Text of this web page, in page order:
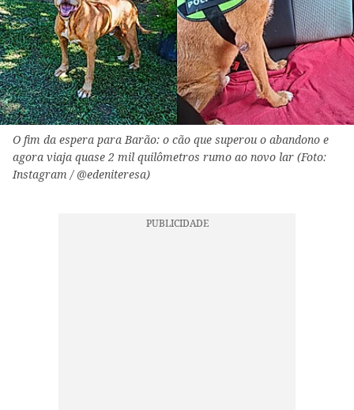
O fim da espera para Barão: o cão que superou o abandono e
agora viaja quase 2 mil quilômetros rumo ao novo lar (Foto:
Instagram / @edeniteresa)